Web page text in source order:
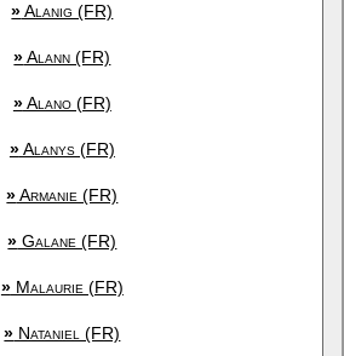
»Alanig (FR)
»Alann (FR)
»Alano (FR)
»Alanys (FR)
»Armanie (FR)
» Galane (FR)
»Malaurie (FR)
» Nataniel (FR)